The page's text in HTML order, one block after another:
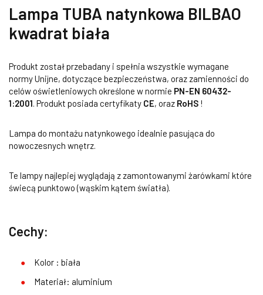
Lampa TUBA natynkowa BILBAO
kwadrat biała
Produkt został przebadany i spełnia wszystkie wymagane
normy Unijne, dotyczące bezpieczeństwa, oraz zamienności do
celów oświetleniowych określone w normie PN-EN 60432-
1:2001. Produkt posiada certyfikaty CE, oraz RoHS !
Lampa do montażu natynkowego idealnie pasująca do
nowoczesnych wnętrz.
Te lampy najlepiej wyglądają z zamontowanymi żarówkami które
świecą punktowo (wąskim kątem światła).
Cechy:
Kolor : biała
Materiał: aluminium